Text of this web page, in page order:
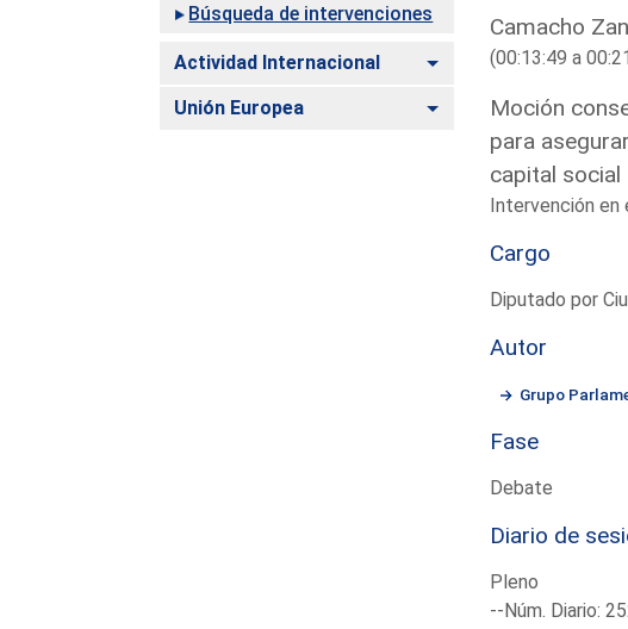
Búsqueda de intervenciones
Actividad Internacional Alternar
Unión Europea Alternar
Camacho
(00:13:49 a
Moción
para
capital social
Intervención
Cargo
Diputado por
Autor
Grupo
Fase
Debate
Diario de
Pleno
--Núm. Diario: